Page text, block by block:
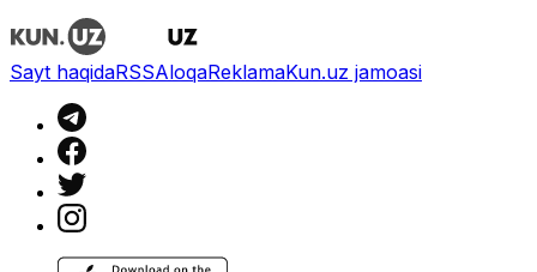
Sayt haqidaRSSAloqaReklamaKun.uz jamoasi